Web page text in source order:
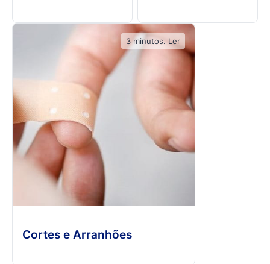
Cortes e Arranhões
3 minutos. Ler